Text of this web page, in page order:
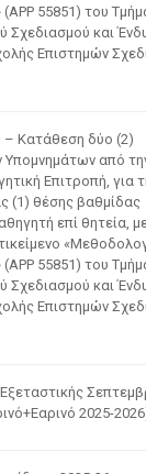
(ΑΡΡ 55851) του
Σχεδιασμού και
Επιστημών
– Κατάθεση δύο (2)
Υπομνημάτων από
Επιτροπή, για
(1) θέσης βαθμίδας
επί θητεία,
(ΑΡΡ 55851) του
Σχεδιασμού και
Επιστημών
2025-